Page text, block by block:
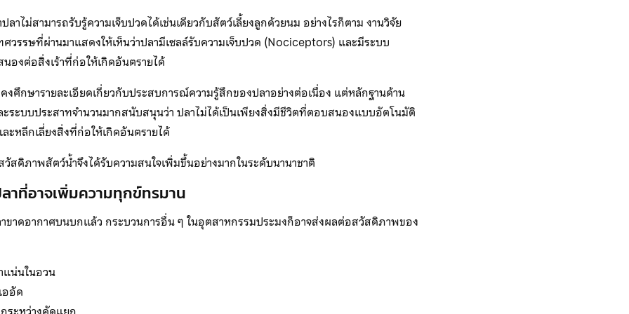
ลาไม่สามารถรับรู้ความเจ็บปวดได้เช่นเดียวกับสัตว์เลี้ยงลูกด้วยนม อย่างไรก็ตาม งานวิจัย
ศวรรษที่ผ่านมาแสดงให้เห็นว่าปลามีเซลล์รับความเจ็บปวด (Nociceptors) และมีระบบ
องต่อสิ่งเร้าที่ก่อให้เกิดอันตรายได้
งศึกษารายละเอียดเกี่ยวกับประสบการณ์ความรู้สึกของปลาอย่างต่อเนื่อง แต่หลักฐานด้าน
ระบบประสาทจำนวนมากสนับสนุนว่า ปลาไม่ได้เป็นเพียงสิ่งมีชีวิตที่ตอบสนองแบบอัตโนมัติ
ะหลีกเลี่ยงสิ่งที่ก่อให้เกิดอันตรายได้
วัสดิภาพสัตว์น้ำจึงได้รับความสนใจเพิ่มขึ้นอย่างมากในระดับนานาชาติ
าที่อาจเพิ่มความทุกข์ทรมาน
ขาดอากาศบนบกแล้ว กระบวนการอื่น ๆ ในอุตสาหกรรมประมงก็อาจส่งผลต่อสวัสดิภาพของ
แน่นในอวน
อัด